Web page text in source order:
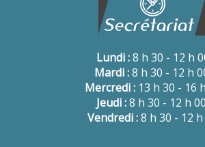
Lundi :8 h 30 - 12 h
Mardi :8 h 30 - 12 h
Mercredi :13 h 30 - 16
Jeudi :8 h 30 - 12 h 00
Vendredi :8 h 30 - 12 h